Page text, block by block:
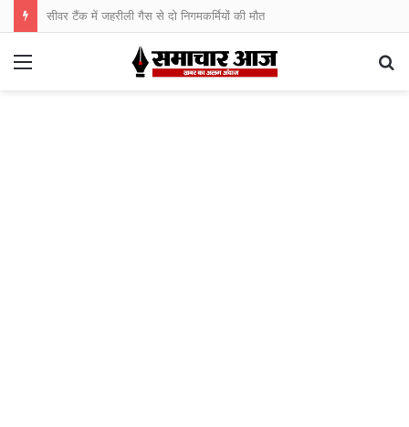
सीवर टैंक में जहरीली गैस से दो निगमकर्मियों की मौत
Menu